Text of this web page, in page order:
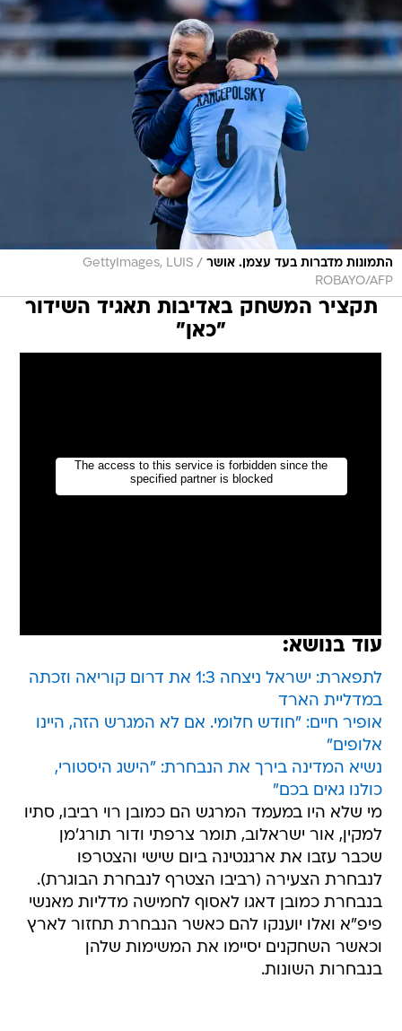
התמונות מדברות בעד עצמן. אושר /
GettyImages, LUIS
ROBAYO/AFP
תקציר המשחק באדיבות תאגיד השידור
"כאן"
עוד בנושא:
לתפארת: ישראל ניצחה 1:3 את דרום קוריאה וזכתה
במדליית הארד
אופיר חיים: "חודש חלומי. אם לא המגרש הזה, היינו
אלופים"
נשיא המדינה בירך את הנבחרת: "הישג היסטורי,
כולנו גאים בכם"
מי שלא היו במעמד המרגש הם כמובן רוי רביבו, סתיו
למקין, אור ישראלוב, תומר צרפתי ודור תורג'מן
שכבר עזבו את ארגנטינה ביום שישי והצטרפו
לנבחרת הצעירה (רביבו הצטרף לנבחרת הבוגרת).
בנבחרת כמובן דאגו לאסוף לחמישה מדליות מאנשי
פיפ"א ואלו יוענקו להם כאשר הנבחרת תחזור לארץ
וכאשר השחקנים יסיימו את המשימות שלהן
בנבחרות השונות.